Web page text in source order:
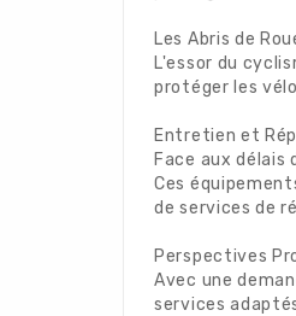
Les Abris de
L'essor du
protéger les
Entretien et
Face aux
Ces
de services de
Perspectives
Avec une
services